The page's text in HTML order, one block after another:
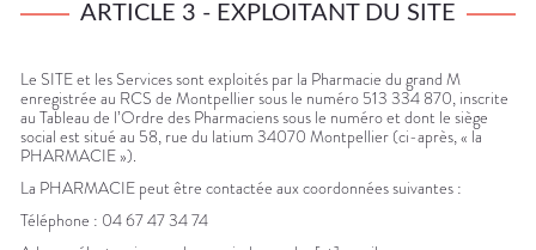
ARTICLE 3 - EXPLOITANT DU SITE
Le SITE et les Services sont exploités par la Pharmacie du grand M
enregistrée au RCS de Montpellier sous le numéro 513 334 870, inscrite
au Tableau de l’Ordre des Pharmaciens sous le numéro et dont le siège
social est situé au 58, rue du latium 34070 Montpellier (ci-après, « la
PHARMACIE »).
La PHARMACIE peut être contactée aux coordonnées suivantes :
Téléphone : 04 67 47 34 74